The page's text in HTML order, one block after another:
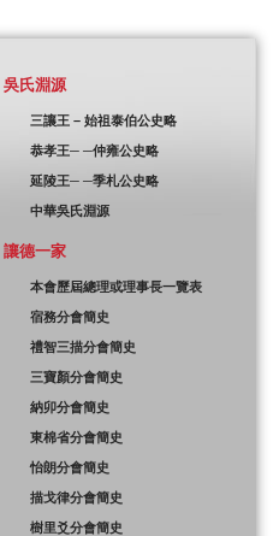
吳氏淵源
三讓王 – 始祖泰伯公史略
恭孝王─ ─仲雍公史略
延陵王─ ─季札公史略
中華吳氏淵源
讓德一家
本會歷屆總理或理事長一覽表
宿務分會簡史
禮智三描分會簡史
三寶顏分會簡史
納卯分會簡史
東棉省分會簡史
怡朗分會簡史
描戈律分會簡史
樹里爻分會簡史